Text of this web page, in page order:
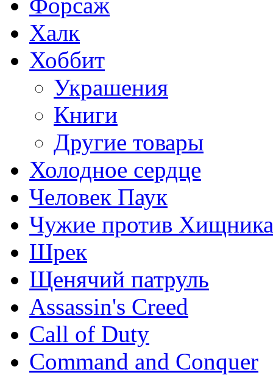
Халк
Хоббит
Украшения
Книги
Другие товары
Холодное сердце
Человек Паук
Чужие против Хищника
Шрек
Щенячий патруль
Assassin's Creed
Call of Duty
Command and Conquer